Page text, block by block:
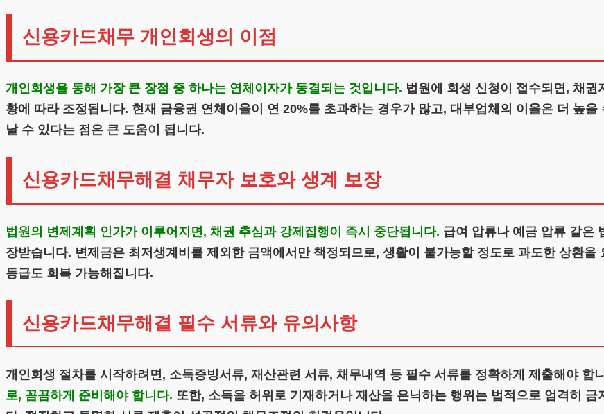
신용카드채무 개인회생의 이점
개인회생을 통해 가장 큰 장점 중 하나는 연체이자가 동결되는 것입니다. 법원에 회생 신청이 접수되면, 채
황에 따라 조정됩니다. 현재 금융권 연체이율이 연 20%를 초과하는 경우가 많고, 대부업체의 이율은 더 높
날 수 있다는 점은 큰 도움이 됩니다.
신용카드채무해결 채무자 보호와 생계 보장
법원의 변제계획 인가가 이루어지면, 채권 추심과 강제집행이 즉시 중단됩니다. 급여 압류나 예금 압류 같은
장받습니다. 변제금은 최저생계비를 제외한 금액에서만 책정되므로, 생활이 불가능할 정도로 과도한 상환
등급도 회복 가능해집니다.
신용카드채무해결 필수 서류와 유의사항
개인회생 절차를 시작하려면, 소득증빙서류, 재산관련 서류, 채무내역 등 필수 서류를 정확하게 제출해야 합
로, 꼼꼼하게 준비해야 합니다. 또한, 소득을 허위로 기재하거나 재산을 은닉하는 행위는 법적으로 엄격히